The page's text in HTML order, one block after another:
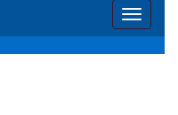
Toggle